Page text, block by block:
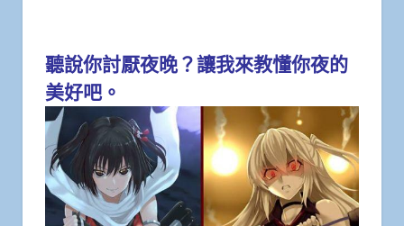
聽說你討厭夜晚？讓我來教懂你夜的
美好吧。